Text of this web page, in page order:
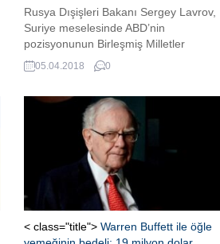
Rusya Dışişleri Bakanı Sergey Lavrov,
Suriye meselesinde ABD’nin
pozisyonunun Birleşmiş Milletler
Güvenlik Konseyi'nde (BMGK) oy
birliğiyle alınan kararların
belirterek, "Washington, insani
yardımları sadece Suriye topraklarında
yarı devlet yaratma planlarını geliştirdiği
muhaliflerin olduğu bölgeye
gerçekleştiriyor" dedi.
05.04.2018 0
< class="title"> Warren Buffett ile öğle